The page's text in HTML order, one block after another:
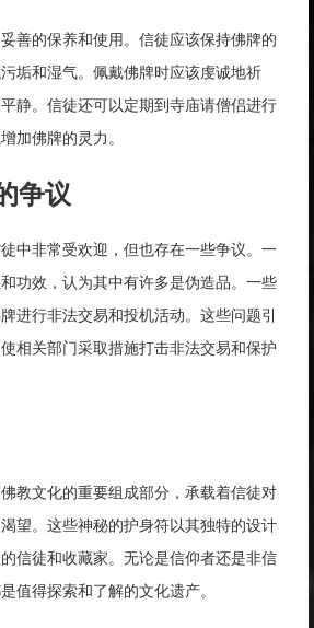
善的保养和使用。信徒应该保持佛牌的
垢和湿气。佩戴佛牌时应该虔诚地祈
静。信徒还可以定期到寺庙请僧侣进行
加佛牌的灵力。
争议
中非常受欢迎，但也存在一些争议。一
功效，认为其中有许多是伪造品。一些
进行非法交易和投机活动。这些问题引
相关部门采取措施打击非法交易和保护
教文化的重要组成部分，承载着信徒对
望。这些神秘的护身符以其独特的设计
信徒和收藏家。无论是信仰者还是非信
值得探索和了解的文化遗产。